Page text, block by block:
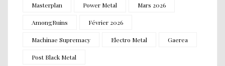
Masterplan Power Metal Mars 2026
AmongRuins Février 2026
Machinae Supremacy Electro Metal Gaerea
Post Black Metal